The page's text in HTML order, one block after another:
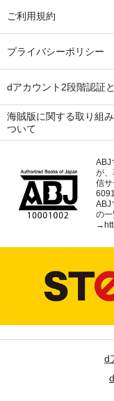
ご利用規約
プライバシーポリシー
dアカウント2段階認証
海賊版に関する取り組
ついて
ABJ
が
信
ABJ
の
→
d